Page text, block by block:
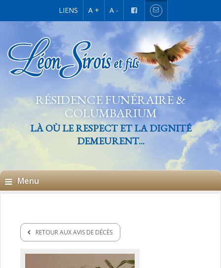
LIENS A + A -
RÉSIDENCE FUNÉRAIRE &
COLUMBARIUM
LÀ OÙ LE RESPECT ET LA DIGNITÉ
DEMEURENT...
Menu
RETOUR AUX AVIS DE DÉCÈS